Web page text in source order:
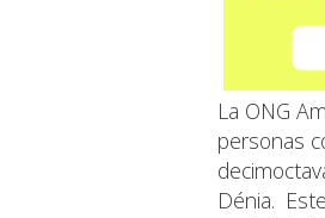
La ONG
personas
Dénia.